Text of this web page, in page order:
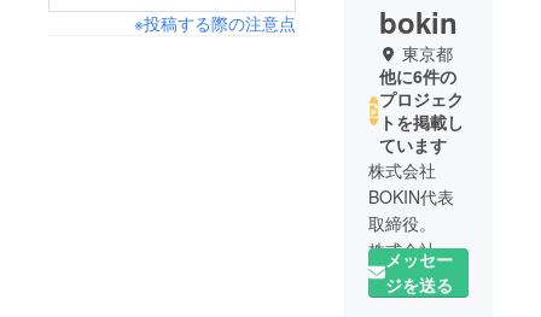
※投稿する際の注意点
bokin
東京都
他に6件の
プロジェク
トを掲載し
ています
株式会社
BOKIN代表
取締役。
株式会社
USEN入社
後、2005年
メッセー
ジを送る